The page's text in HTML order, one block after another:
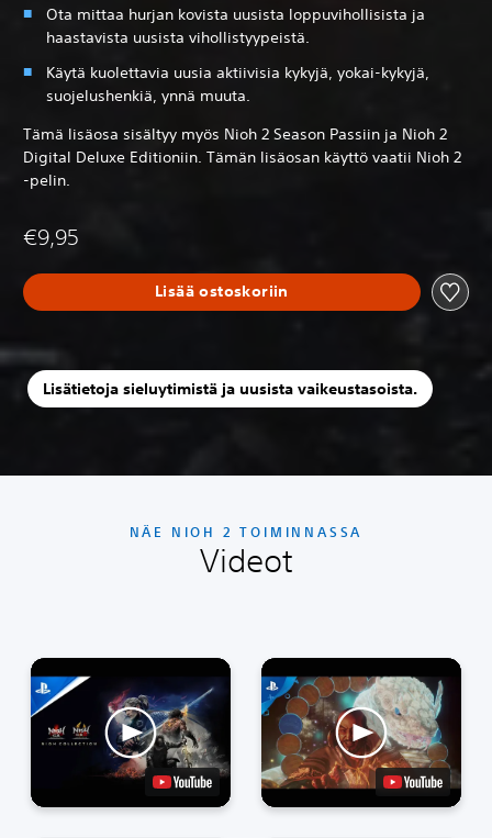
Ota mittaa hurjan kovista uusista loppuvihollisista ja
haastavista uusista vihollistyypeistä.
Käytä kuolettavia uusia aktiivisia kykyjä, yokai-kykyjä,
suojelushenkiä, ynnä muuta.
Tämä lisäosa sisältyy myös Nioh 2 Season Passiin ja Nioh 2
Digital Deluxe Editioniin. Tämän lisäosan käyttö vaatii Nioh 2
-pelin.
€9,95
Lisää ostoskoriin
Lisätietoja sieluytimistä ja uusista vaikeustasoista.
NÄE NIOH 2 TOIMINNASSA
Videot